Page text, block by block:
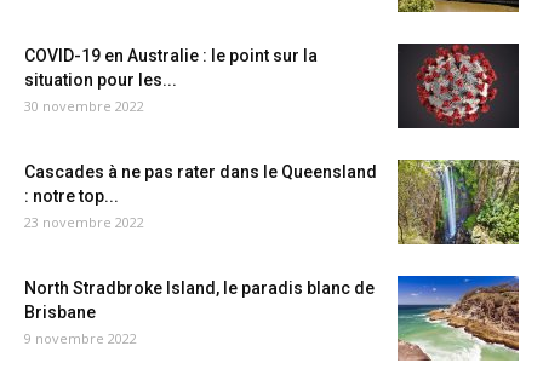
COVID-19 en Australie : le point sur la
situation pour les...
30 novembre 2022
Cascades à ne pas rater dans le Queensland
: notre top...
23 novembre 2022
North Stradbroke Island, le paradis blanc de
Brisbane
9 novembre 2022